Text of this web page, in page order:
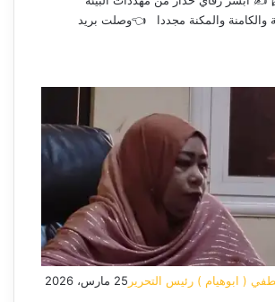
والكامنة والمكنة مجددا 👈وصلت بريد
( ابوهيام ) رئيس التحرير 25 مارس، 2026